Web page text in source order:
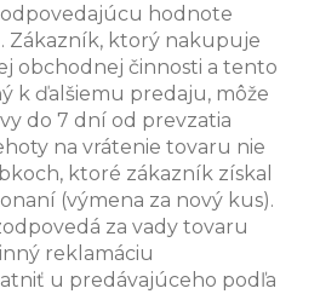
hodnote
Zákazník, ktorý nakupuje
obchodnej činnosti a tento
k ďalšiemu predaju, môže
do 7 dní od prevzatia
na vrátenie tovaru nie
ktoré zákazník získal
(výmena za nový kus).
za vady tovaru
reklamáciu
u predávajúceho podľa